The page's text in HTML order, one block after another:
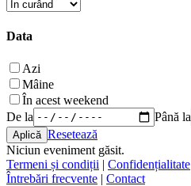
Data
Azi
Mâine
În acest weekend
De la
Până la
Resetează
Niciun eveniment găsit.
Termeni și condiții | Confidențialitate
Întrebări frecvente | Contact